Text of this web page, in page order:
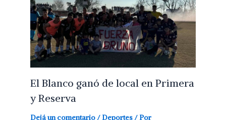
El Blanco ganó de local en Primera
y Reserva
Dejá un comentario / Deportes / Por